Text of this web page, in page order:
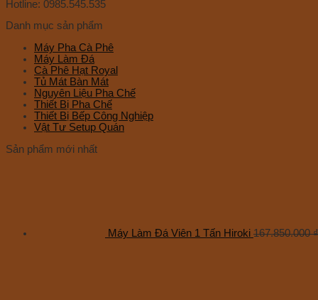
Hotline: 0985.545.535
Danh mục sản phẩm
Máy Pha Cà Phê
Máy Làm Đá
Cà Phê Hạt Royal
Tủ Mát Bàn Mát
Nguyên Liệu Pha Chế
Thiết Bị Pha Chế
Thiết Bị Bếp Công Nghiệp
Vật Tư Setup Quán
Sản phẩm mới nhất
Máy Làm Đá Viên 1 Tấn Hiroki 167.850.000₫